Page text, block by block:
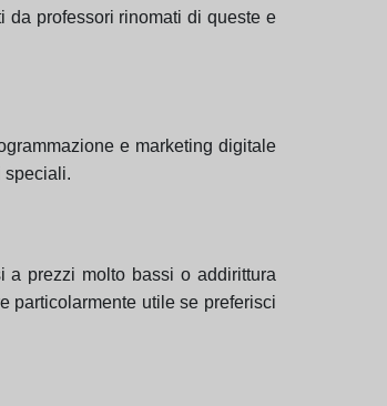
da professori rinomati di queste e
e marketing digitale
speciali.
a prezzi molto bassi o addirittura
particolarmente utile se preferisci